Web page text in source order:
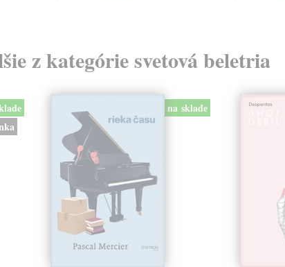
z kategórie svetová beletria
na sklade